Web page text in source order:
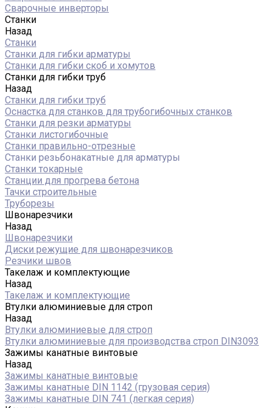
Сварочные инверторы
Станки
Назад
Станки
Станки для гибки арматуры
Станки для гибки скоб и хомутов
Станки для гибки труб
Назад
Станки для гибки труб
Оснастка для станков для трубогибочных станков
Станки для резки арматуры
Станки листогибочные
Станки правильно-отрезные
Станки резьбонакатные для арматуры
Станки токарные
Станции для прогрева бетона
Тачки строительные
Труборезы
Швонарезчики
Назад
Швонарезчики
Диски режущие для швонарезчиков
Резчики швов
Такелаж и комплектующие
Назад
Такелаж и комплектующие
Втулки алюминиевые для строп
Назад
Втулки алюминиевые для строп
Втулки алюминиевые для производства строп DIN3093
Зажимы канатные винтовые
Назад
Зажимы канатные винтовые
Зажимы канатные DIN 1142 (грузовая серия)
Зажимы канатные DIN 741 (легкая серия)